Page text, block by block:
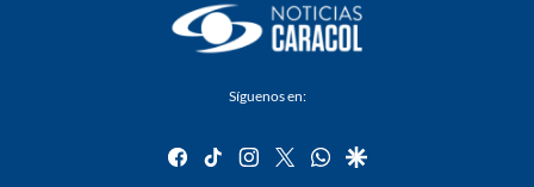
Síguenos en:
facebook
tiktok instagram
twitterwhatsapp
google